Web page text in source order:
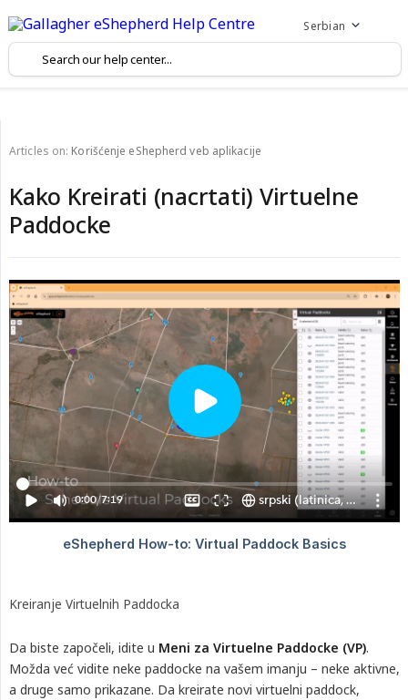
Serbian
Articles on: Korišćenje eShepherd veb aplikacije
Kako Kreirati (nacrtati) Virtuelne
Paddocke
Kreiranje Virtuelnih Paddocka
Da biste započeli, idite u Meni za Virtuelne Paddocke (VP).
Možda već vidite neke paddocke na vašem imanju – neke aktivne,
a druge samo prikazane. Da kreirate novi virtuelni paddock,